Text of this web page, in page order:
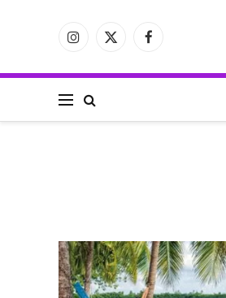
فيسبوكX
الانستغرام